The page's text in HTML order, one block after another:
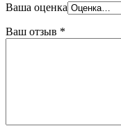
Ваша оценка
Ваш отзыв *